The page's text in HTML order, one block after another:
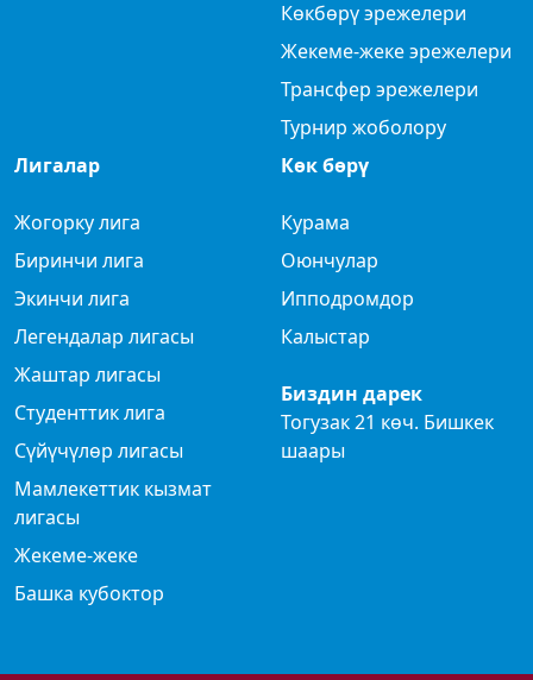
Көкбөрү эрежелери
Жекеме-жеке эрежелери
Трансфер эрежелери
Турнир жоболору
Лигалар
Жогорку лига
Биринчи лига
Экинчи лига
Легендалар лигасы
Жаштар лигасы
Студенттик лига
Сүйүчүлөр лигасы
Мамлекеттик кызмат
лигасы
Жекеме-жеке
Башка кубоктор
Көк бөрү
Курама
Оюнчулар
Ипподромдор
Калыстар
Биздин дарек
Тогузак 21 көч. Бишкек
шаары